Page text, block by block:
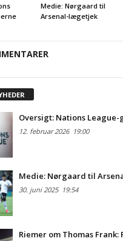
Medie: Nørgaard til
Arsenal-lægetjek
Oversigt: Nations League-
12. februar 202619:00
Medie: Nørgaard til
30. juni 202519:54
Riemer om Thomas